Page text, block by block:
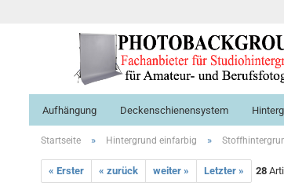
Aufhängung Deckenschienensystem
Startseite » Hintergrund einfarbig »
« Erster « zurück weiter » Letzter » 28